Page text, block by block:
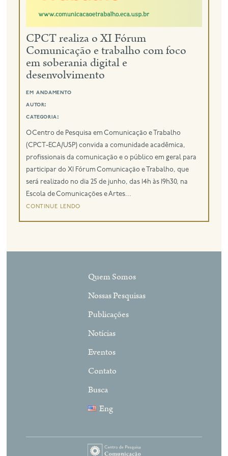
CPCT realiza o XI Fórum
Comunicação e trabalho com foco
em soberania digital e
desenvolvimento
em andamento
autor:
categoria:
O Centro de Pesquisa em Comunicação e Trabalho
(CPCT-ECA/USP) convida a comunidade acadêmica,
profissionais da comunicação e o público em geral para
participar do XI Fórum Comunicação e Trabalho, que
será realizado no dia 25 de junho, das 14h às 19h30, na
Escola de Comunicações e Artes...
continue lendo
Quem Somos
Nossas Pesquisas
Publicações
Notícias
Eventos
Contato
Busca
Eng